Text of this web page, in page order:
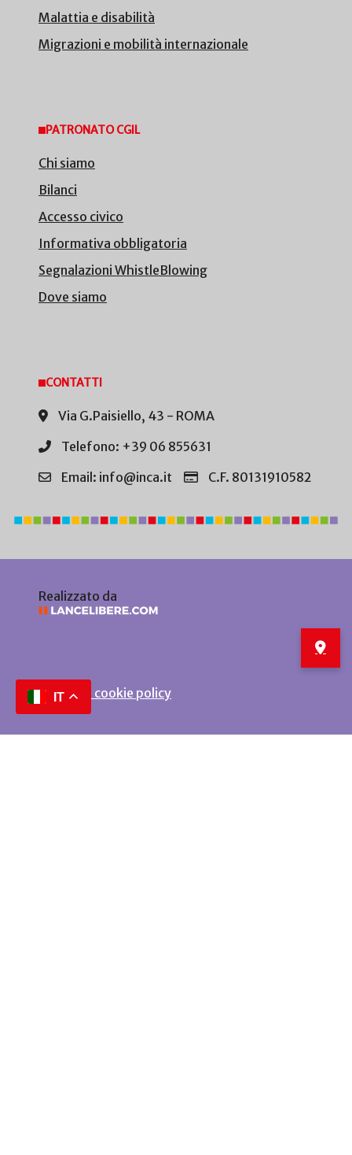
Malattia e disabilità
Migrazioni e mobilità internazionale
PATRONATO CGIL
Chi siamo
Bilanci
Accesso civico
Informativa obbligatoria
Segnalazioni WhistleBlowing
Dove siamo
CONTATTI
Via G.Paisiello, 43 - ROMA
Telefono: +39 06 855631
Email: info@inca.it
C.F. 80131910582
Realizzato da
Privacy e cookie policy
IT